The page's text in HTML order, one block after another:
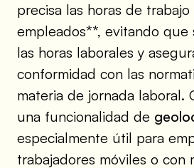
precisa las horas de trabajo
empleados**, evitando que
las horas laborales y
conformidad con las
materia de jornada laboral.
una funcionalidad de
especialmente útil para
trabajadores móviles o con